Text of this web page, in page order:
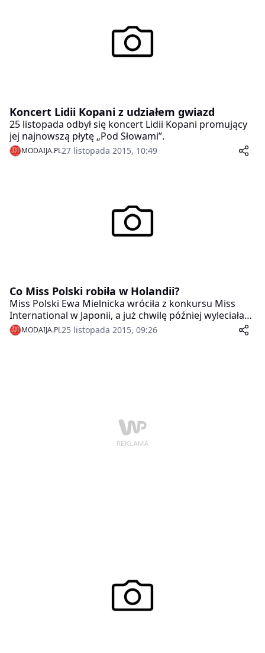
Koncert Lidii Kopani z udziałem gwiazd
25 listopada odbył się koncert Lidii Kopani promujący
jej najnowszą płytę „Pod Słowami”.
MODAIJA.PL27 listopada 2015, 10:49
Co Miss Polski robiła w Holandii?
Miss Polski Ewa Mielnicka wróciła z konkursu Miss
International w Japonii, a już chwilę później wyleciała
na kilka dni do Amsterdamu.
MODAIJA.PL25 listopada 2015, 09:26